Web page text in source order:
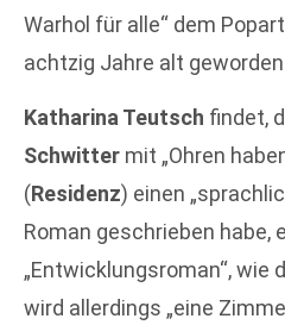
Warhol für alle“ dem
achtzig Jahre alt
Katharina Teutsch findet,
Schwitter mit „Ohren
(Residenz) einen
Roman geschrieben habe,
„Entwicklungsroman“, wie
wird allerdings „eine